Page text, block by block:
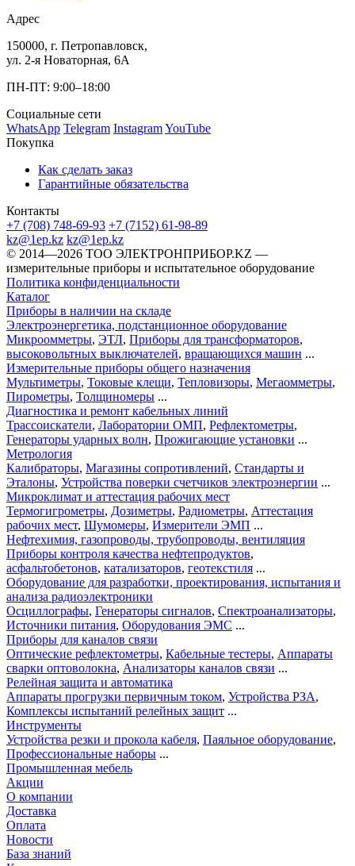
Адрес
150000, г. Петропавловск,
ул. 2-я Новаторная, 6А
ПН-ПТ: 9:00–18:00
Социальные сети
WhatsApp Telegram InstagramYouTube
Покупка
Как сделать заказ
Гарантийные обязательства
Контакты
+7 (708) 748-69-93 +7 (7152) 61-98-89
kz@1ep.kz kz@1ep.kz
©️ 2014—2026 ТОО ЭЛЕКТРОНПРИБОР.KZ —
измерительные приборы и испытательное оборудование
Политика конфиденциальности
Каталог
Приборы в наличии на складе
Электроэнергетика, подстанционное оборудование
Микроомметры, ЭТЛ, Приборы для трансформаторов,
высоковольтных выключателей, вращающихся машин ...
Измерительные приборы общего назначения
Мультиметры, Токовые клещи, Тепловизоры, Мегаомметры,
Пирометры, Толщиномеры ...
Диагностика и ремонт кабельных линий
Трассоискатели, Лаборатории ОМП, Рефлектометры,
Генераторы ударных волн, Прожигающие установки ...
Метрология
Калибраторы, Магазины сопротивлений, Стандарты и
Эталоны, Устройства поверки счетчиков электроэнергии ...
Микроклимат и аттестация рабочих мест
Термогигрометры, Дозиметры, Радиометры, Аттестация
рабочих мест, Шумомеры, Измерители ЭМП ...
Нефтехимия, газопроводы, трубопроводы, вентиляция
Приборы контроля качества нефтепродуктов,
асфальтобетонов, катализаторов, геотекстиля ...
Оборудование для разработки, проектирования, испытания и
анализа радиоэлектроники
Осциллографы, Генераторы сигналов, Спектроанализаторы,
Источники питания, Оборудования ЭМС ...
Приборы для каналов связи
Оптические рефлектометры, Кабельные тестеры, Аппараты
сварки оптоволокна, Анализаторы каналов связи ...
Релейная защита и автоматика
Аппараты прогрузки первичным током, Устройства РЗА,
Комплексы испытаний релейных защит ...
Инструменты
Устройства резки и прокола кабеля, Паяльное оборудование,
Профессиональные наборы ...
Промышленная мебель
Акции
О компании
Доставка
Оплата
Новости
База знаний